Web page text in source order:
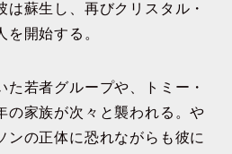
は蘇生し、再びクリスタル・
を開始する。
若者グループや、トミー・
の家族が次々と襲われる。や
ンの正体に恐れながらも彼に